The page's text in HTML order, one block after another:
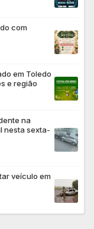
com
em Toledo
e região
na
nesta sexta-
veículo em